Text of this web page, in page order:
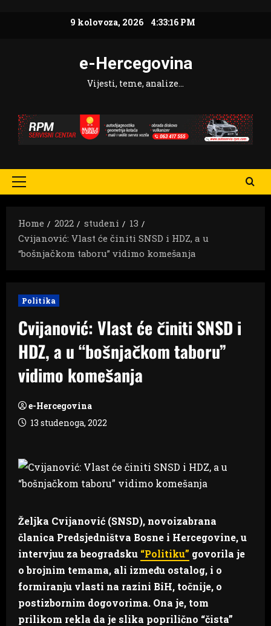
9 kolovoza, 2026 4:33:17 PM
e-Hercegovina
Vijesti, teme, analize…
Primary
Home
2022 studeni
13
Cvijanović: Vlast će činiti SNSD i HDZ, a u
“bošnjačkom taboru” vidimo komešanja
Politika
Cvijanović: Vlast će činiti SNSD i
HDZ, a u “bošnjačkom taboru”
vidimo komešanja
e-Hercegovina
13 studenoga, 2022
Željka Cvijanović (SNSD), novoizabrana
članica Predsjedništva Bosne i Hercegovine, u
intervjuu za beogradsku “Politiku” govorila je
o brojnim temama, ali između ostalog, i o
formiranju vlasti na razini BiH, točnije, o
postizbornim dogovorima. Ona je, tom
prilikom rekla da je slika poprilično “čista”